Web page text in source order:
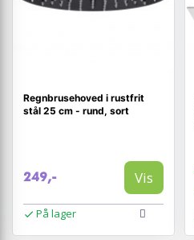
Regnbrusehoved i rustfrit
stål 25 cm - rund, sort
249,- Vis
På lager